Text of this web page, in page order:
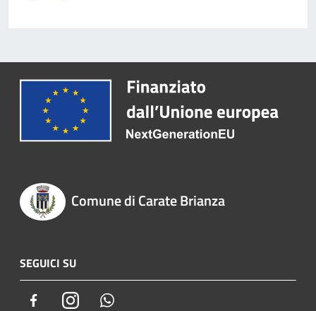
Comune di Carate Brianza
SEGUICI SU
FacebookInstagram